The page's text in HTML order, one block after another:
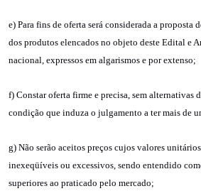
e) Para fins de oferta será considerada a proposta
dos produtos elencados no objeto deste Edital e
nacional, expressos em algarismos e por extenso;
f) Constar oferta firme e precisa, sem alternativas
condição que induza o julgamento a ter mais de
g) Não serão aceitos preços cujos valores
inexeqüíveis ou excessivos, sendo entendido
superiores ao praticado pelo mercado;